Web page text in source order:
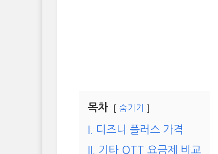
목차 숨기기
I. 디즈니 플러스 가격
II. 기타 OTT 요금제 비교